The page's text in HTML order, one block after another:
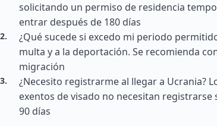
solicitando un permiso de residencia
entrar después de 180 días
¿Qué sucede si excedo mi periodo
multa y a la deportación. Se recomienda
migración
¿Necesito registrarme al llegar a Ucrania?
exentos de visado no necesitan registrarse
90 días